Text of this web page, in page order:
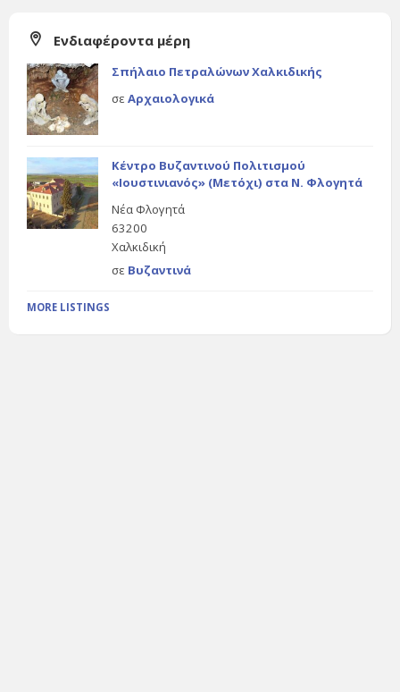
Ενδιαφέροντα μέρη
Σπήλαιο Πετραλώνων Χαλκιδικής
σε Αρχαιολογικά
Κέντρο Βυζαντινού Πολιτισμού
«Ιουστινιανός» (Μετόχι) στα Ν. Φλογητά
Νέα Φλογητά
63200
Χαλκιδική
σε Βυζαντινά
MORE LISTINGS